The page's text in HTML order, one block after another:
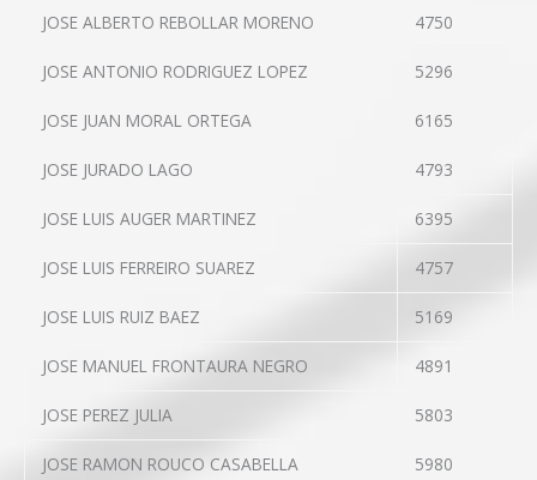
JOSE ALBERTO REBOLLAR MORENO 4750
JOSE ANTONIO RODRIGUEZ LOPEZ 5296
JOSE JUAN MORAL ORTEGA 6165
JOSE JURADO LAGO 4793
JOSE LUIS AUGER MARTINEZ 6395
JOSE LUIS FERREIRO SUAREZ 4757
JOSE LUIS RUIZ BAEZ 5169
JOSE MANUEL FRONTAURA NEGRO 4891
JOSE PEREZ JULIA 5803
JOSE RAMON ROUCO CASABELLA 5980